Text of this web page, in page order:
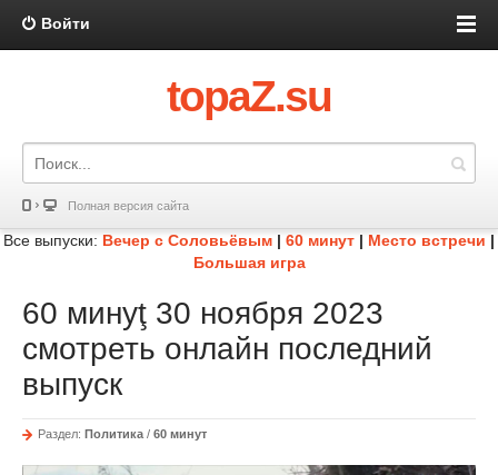
Войти
topaZ.su
Полная версия сайта
Все выпуски: Вечер с Соловьёвым | 60 минут | Место встречи |
Большая игра
60 минуţ 30 ноября 2023
смотреть онлайн последний
выпуск
Раздел: Политика / 60 минут